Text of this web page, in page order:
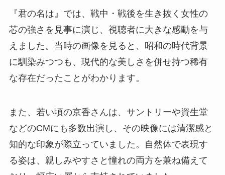
『君の名は』では、戦中・戦後を生き抜く女性の
芯の強さを見事に演じ、視聴者に大きな感動を与
えました。当時の画像を見ると、昭和の時代背景
に馴染みつつも、現代的な美しさを併せ持つ稀有
な存在だったことがわかります。
また、若い頃の京香さんは、サントリーや資生堂
などのCMにも多数出演し、その映像には清潔感と
知的な印象が際立っていました。自然体で表現す
る姿は、親しみやすさと憧れの両方を兼ね備えて